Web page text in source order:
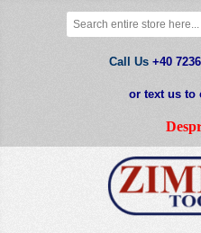
Call Us +40
or text us to